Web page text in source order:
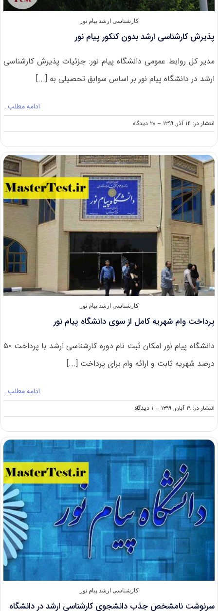
کارشناسی ارشد پیام نور
پذیرش کارشناسی ارشد بدون کنکور پیام نور
مدیر کل روابط عمومی دانشگاه پیام نور: جزئیات پذیرش کارشناسی
ارشد در دانشگاه پیام نور بر اساس سوابق تحصیلی به [...]
ادامه مطلب…
انتشار در: ۱۴ آذر, ۱۳۹۹ -- ۲۰ دیدگاه
on
پذیرش
ارشد
بدون
کنکور
پیام
نور
کارشناسی ارشد پیام نور
پرداخت وام شهریه کامل از سوی دانشگاه پیام نور
دانشگاه پیام نور امکان ثبت نام دوره کارشناسی ارشد با پرداخت ۵۰
درصد شهریه ثابت و ارائه وام برای پرداخت [...]
ادامه مطلب…
انتشار در: ۱۹ آبان, ۱۳۹۹ -- ۱ دیدگاه
on
پرداخت
شهریه
از
سوی
دانشگاه
پیام
نور
کارشناسی ارشد پیام نور
سرنوشت نامشخص جذب دانشجوی کارشناسی ارشد در دانشگاه